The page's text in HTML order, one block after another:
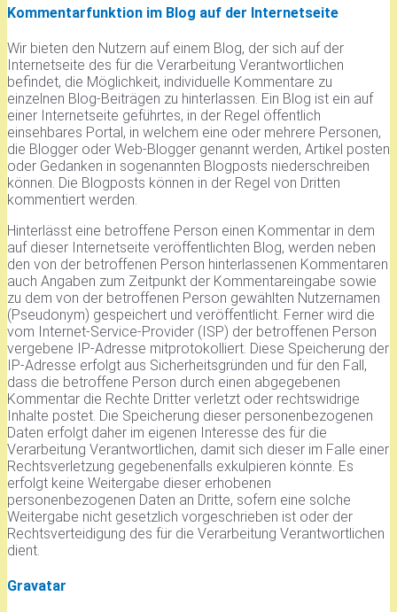
Kommentarfunktion im Blog auf der Internetseite
Wir bieten den Nutzern auf einem Blog, der sich auf der
Internetseite des für die Verarbeitung Verantwortlichen
befindet, die Möglichkeit, individuelle Kommentare zu
einzelnen Blog-Beiträgen zu hinterlassen. Ein Blog ist ein auf
einer Internetseite geführtes, in der Regel öffentlich
einsehbares Portal, in welchem eine oder mehrere Personen,
die Blogger oder Web-Blogger genannt werden, Artikel posten
oder Gedanken in sogenannten Blogposts niederschreiben
können. Die Blogposts können in der Regel von Dritten
kommentiert werden.
Hinterlässt eine betroffene Person einen Kommentar in dem
auf dieser Internetseite veröffentlichten Blog, werden neben
den von der betroffenen Person hinterlassenen Kommentaren
auch Angaben zum Zeitpunkt der Kommentareingabe sowie
zu dem von der betroffenen Person gewählten Nutzernamen
(Pseudonym) gespeichert und veröffentlicht. Ferner wird die
vom Internet-Service-Provider (ISP) der betroffenen Person
vergebene IP-Adresse mitprotokolliert. Diese Speicherung der
IP-Adresse erfolgt aus Sicherheitsgründen und für den Fall,
dass die betroffene Person durch einen abgegebenen
Kommentar die Rechte Dritter verletzt oder rechtswidrige
Inhalte postet. Die Speicherung dieser personenbezogenen
Daten erfolgt daher im eigenen Interesse des für die
Verarbeitung Verantwortlichen, damit sich dieser im Falle einer
Rechtsverletzung gegebenenfalls exkulpieren könnte. Es
erfolgt keine Weitergabe dieser erhobenen
personenbezogenen Daten an Dritte, sofern eine solche
Weitergabe nicht gesetzlich vorgeschrieben ist oder der
Rechtsverteidigung des für die Verarbeitung Verantwortlichen
dient.
Gravatar